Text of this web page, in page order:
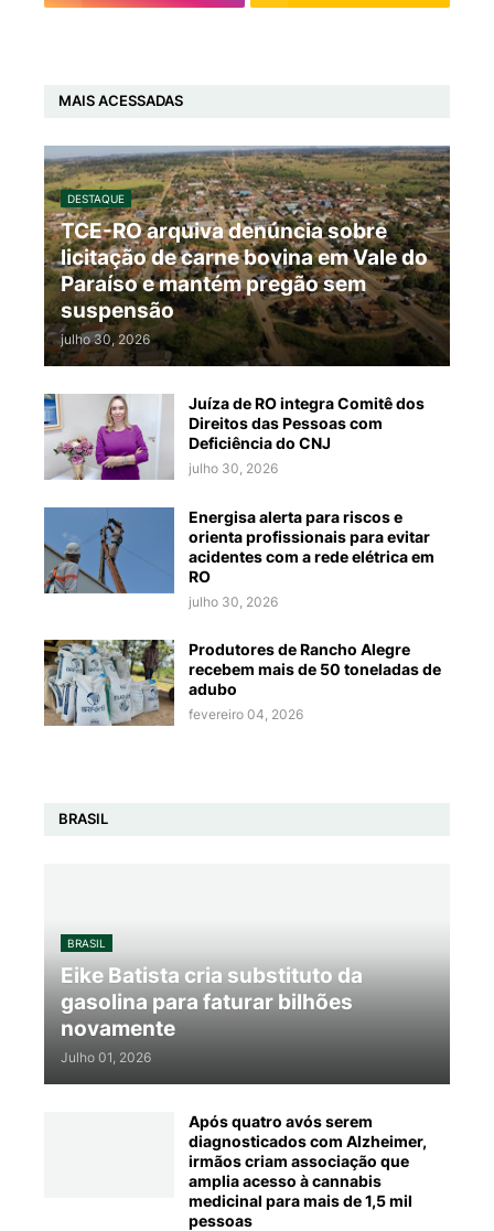
MAIS ACESSADAS
DESTAQUE
TCE-RO arquiva denúncia sobre
licitação de carne bovina em Vale do
Paraíso e mantém pregão sem
suspensão
julho 30, 2026
Juíza de RO integra Comitê dos
Direitos das Pessoas com
Deficiência do CNJ
julho 30, 2026
Energisa alerta para riscos e
orienta profissionais para evitar
acidentes com a rede elétrica em
RO
julho 30, 2026
Produtores de Rancho Alegre
recebem mais de 50 toneladas de
adubo
fevereiro 04, 2026
BRASIL
BRASIL
Eike Batista cria substituto da
gasolina para faturar bilhões
novamente
Julho 01, 2026
Após quatro avós serem
diagnosticados com Alzheimer,
irmãos criam associação que
amplia acesso à cannabis
medicinal para mais de 1,5 mil
pessoas